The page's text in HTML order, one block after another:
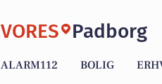
VORES Padborg
ALARM112 BOLIG